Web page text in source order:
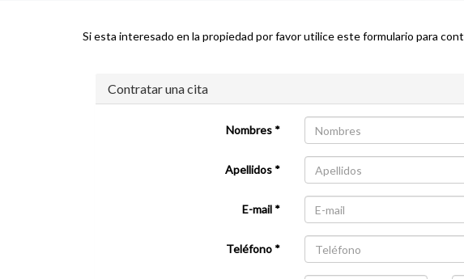
Si esta interesado en la propiedad por favor utilice este formulario para
Contratar una cita
Nombres *
Apellidos *
E-mail *
Teléfono *